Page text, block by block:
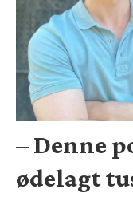
– Denne
ødelagt